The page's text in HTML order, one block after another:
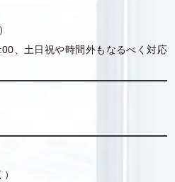
、土日祝や時間外もなるべく対応